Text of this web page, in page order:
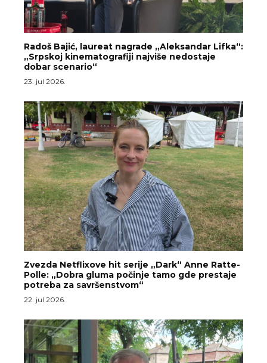
Radoš Bajić, laureat nagrade „Aleksandar Lifka“:
„Srpskoj kinematografiji najviše nedostaje
dobar scenario“
23. jul 2026.
Zvezda Netflixove hit serije „Dark“ Anne Ratte-
Polle: „Dobra gluma počinje tamo gde prestaje
potreba za savršenstvom“
22. jul 2026.